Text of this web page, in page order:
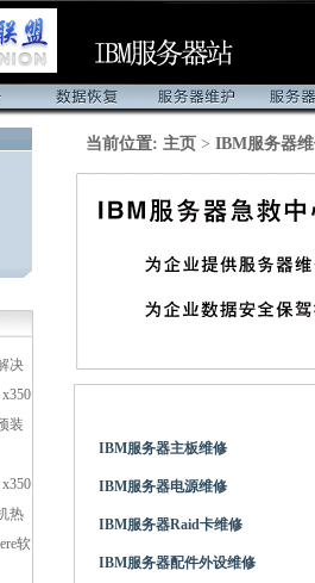
复、服务
数据恢复
决
装
热
软
当前位置: 主页 > IBM服务器
IBM服务器主板维修
IBM服务器电源维修
IBM服务器Raid卡维修
IBM服务器配件外设维修